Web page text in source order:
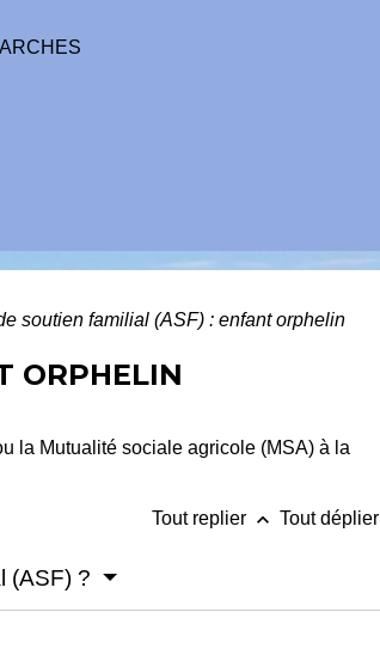
soutien familial (ASF) : enfant orphelin
ORPHELIN
la Mutualité sociale agricole (MSA) à la
Tout replier keyboard_arrow_up Tout déplier
(ASF) ?